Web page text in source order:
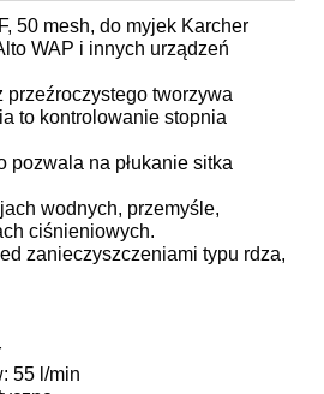
50 mesh, do myjek Karcher
WAP i innych urządzeń
przeźroczystego tworzywa
to kontrolowanie stopnia
pozwala na płukanie sitka
wodnych, przemyśle,
ciśnieniowych.
zanieczyszczeniami typu rdza,
55 l/min